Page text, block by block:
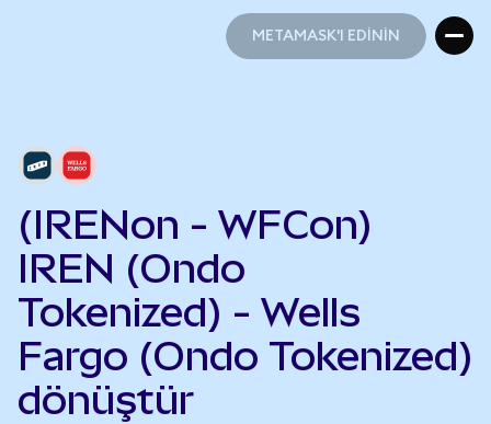
METAMASK'I EDİNİN
(IRENon - WFCon)
IREN (Ondo
Tokenized) - Wells
Fargo (Ondo Tokenized)
dönüştür